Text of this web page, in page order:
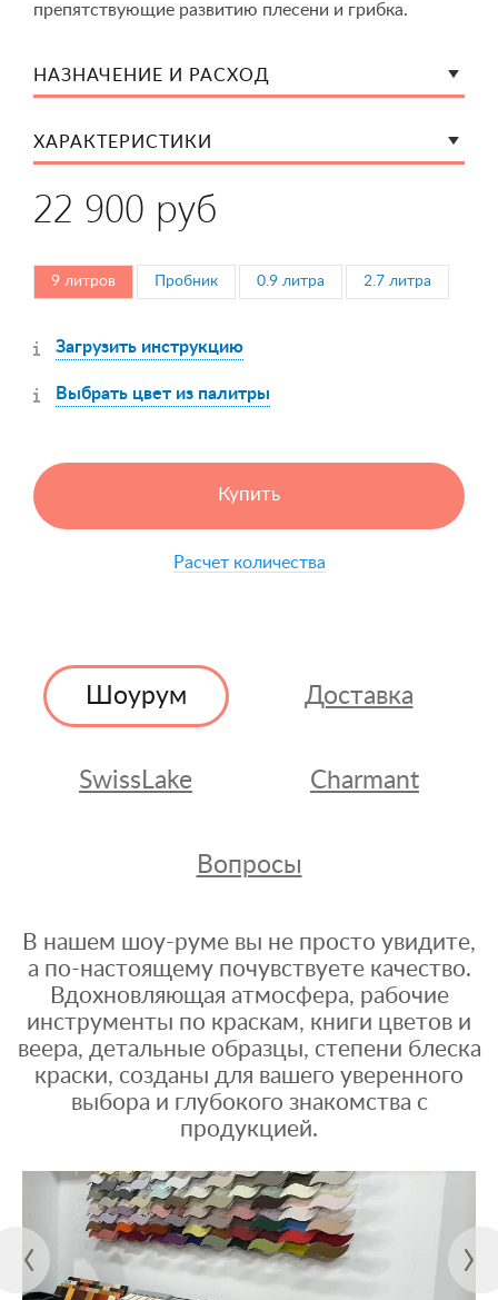
препятствующие развитию плесени и грибка.
НАЗНАЧЕНИЕ И РАСХОД
ХАРАКТЕРИСТИКИ
22 900 руб
9 литров Пробник 0.9 литра 2.7 литра
Загрузить инструкцию
Выбрать цвет из палитры
Купить
Расчет количества
Шоурум Доставка
SwissLake Charmant
Вопросы
В нашем шоу-руме вы не просто увидите,
а по-настоящему почувствуете качество.
Вдохновляющая атмосфера, рабочие
инструменты по краскам, книги цветов и
веера, детальные образцы, степени блеска
краски, созданы для вашего уверенного
выбора и глубокого знакомства с
продукцией.